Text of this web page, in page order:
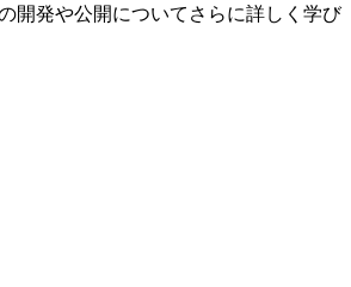
開発や公開についてさらに詳しく学び